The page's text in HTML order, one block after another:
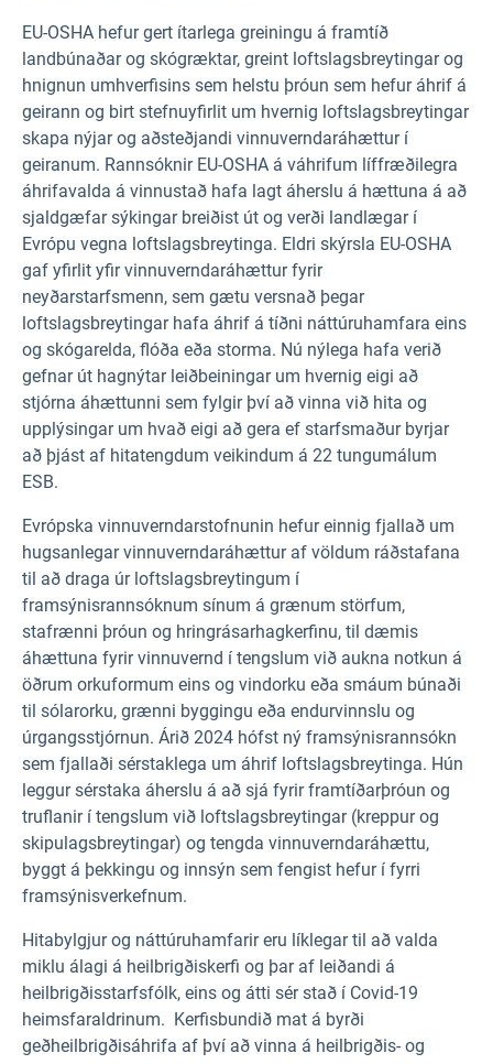
EU-OSHA hefur gert ítarlega greiningu á framtíð
landbúnaðar og skógræktar, greint loftslagsbreytingar og
hnignun umhverfisins sem helstu þróun sem hefur áhrif á
geirann og birt stefnuyfirlit um hvernig loftslagsbreytingar
skapa nýjar og aðsteðjandi vinnuverndaráhættur í
geiranum. Rannsóknir EU-OSHA á váhrifum líffræðilegra
áhrifavalda á vinnustað hafa lagt áherslu á hættuna á að
sjaldgæfar sýkingar breiðist út og verði landlægar í
Evrópu vegna loftslagsbreytinga. Eldri skýrsla EU-OSHA
gaf yfirlit yfir vinnuverndaráhættur fyrir
neyðarstarfsmenn, sem gætu versnað þegar
loftslagsbreytingar hafa áhrif á tíðni náttúruhamfara eins
og skógarelda, flóða eða storma. Nú nýlega hafa verið
gefnar út hagnýtar leiðbeiningar um hvernig eigi að
stjórna áhættunni sem fylgir því að vinna við hita og
upplýsingar um hvað eigi að gera ef starfsmaður byrjar
að þjást af hitatengdum veikindum á 22 tungumálum
ESB.
Evrópska vinnuverndarstofnunin hefur einnig fjallað um
hugsanlegar vinnuverndaráhættur af völdum ráðstafana
til að draga úr loftslagsbreytingum í
framsýnisrannsóknum sínum á grænum störfum,
stafrænni þróun og hringrásarhagkerfinu, til dæmis
áhættuna fyrir vinnuvernd í tengslum við aukna notkun á
öðrum orkuformum eins og vindorku eða smáum búnaði
til sólarorku, grænni byggingu eða endurvinnslu og
úrgangsstjórnun. Árið 2024 hófst ný framsýnisrannsókn
sem fjallaði sérstaklega um áhrif loftslagsbreytinga. Hún
leggur sérstaka áherslu á að sjá fyrir framtíðarþróun og
truflanir í tengslum við loftslagsbreytingar (kreppur og
skipulagsbreytingar) og tengda vinnuverndaráhættu,
byggt á þekkingu og innsýn sem fengist hefur í fyrri
framsýnisverkefnum.
Hitabylgjur og náttúruhamfarir eru líklegar til að valda
miklu álagi á heilbrigðiskerfi og þar af leiðandi á
heilbrigðisstarfsfólk, eins og átti sér stað í Covid-19
heimsfaraldrinum. Kerfisbundið mat á byrði
geðheilbrigðisáhrifa af því að vinna á heilbrigðis- og